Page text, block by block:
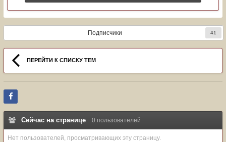
Подписчики 41
ПЕРЕЙТИ К СПИСКУ ТЕМ
Сейчас на странице 0 пользователей
Нет пользователей, просматривающих эту страницу.